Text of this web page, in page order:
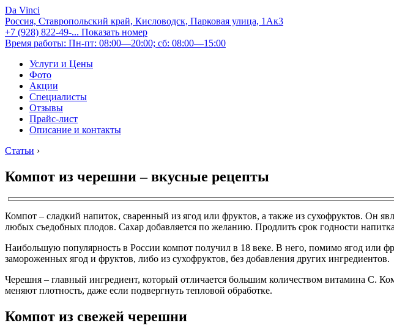
Da Vinci
Россия, Ставропольский край, Кисловодск, Парковая улица, 1Ак3
+7 (928) 822-49-... Показать номер
Время работы: Пн-пт: 08:00—20:00; сб: 08:00—15:00
Услуги и Цены
Фото
Акции
Специалисты
Отзывы
Прайс-лист
Описание и контакты
Статьи ›
Компот из черешни – вкусные рецепты
Компот – сладкий напиток, сваренный из ягод или фруктов, а также из сухофруктов. Он
любых съедобных плодов. Сахар добавляется по желанию. Продлить срок годности напитка
Наибольшую популярность в России компот получил в 18 веке. В него, помимо ягод или
замороженных ягод и фруктов, либо из сухофруктов, без добавления других ингредиентов.
Черешня – главный ингредиент, который отличается большим количеством витамина С.
меняют плотность, даже если подвергнуть тепловой обработке.
Компот из свежей черешни